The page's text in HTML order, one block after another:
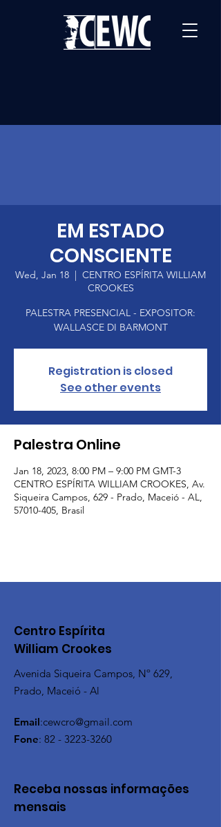
EM ESTADO
CONSCIENTE
Wed, Jan 18
  |
CENTRO ESPÍRITA WILLIAM
CROOKES
PALESTRA PRESENCIAL - EXPOSITOR:
WALLASCE DI BARMONT
Registration is closed
See other events
Palestra Online
Jan 18, 2023, 8:00 PM – 9:00 PM GMT-3
CENTRO ESPÍRITA WILLIAM CROOKES, Av.
Siqueira Campos, 629 - Prado, Maceió - AL,
57010-405, Brasil
Centro Espírita
William Crookes
Avenida Siqueira Campos, Nº 629,
Prado, Maceió - Al
Email:cewcro@gmail.com
Fone: 82 - 3223-3260
Receba nossas informações
mensais